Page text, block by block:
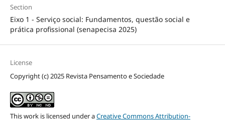
Section
Eixo 1 - Serviço social: Fundamentos, questão social e
prática profissional (senapecisa 2025)
License
Copyright (c) 2025 Revista Pensamento e Sociedade
This work is licensed under aCreative Commons Attribution-